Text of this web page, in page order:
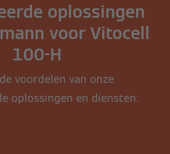
oplossingen
voor Vitocell
100-H
voordelen van onze
oplossingen en diensten.